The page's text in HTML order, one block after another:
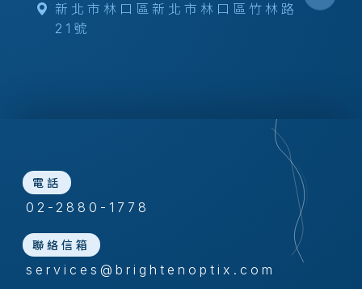
新北市林口區新北市林口區竹林路
21號
電話
02-2880-1778
聯絡信箱
services@brightenoptix.com